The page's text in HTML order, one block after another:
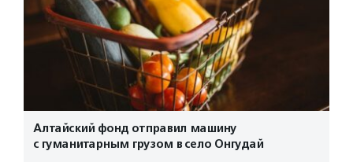
Алтайский фонд отправил машину
с гуманитарным грузом в село Онгудай